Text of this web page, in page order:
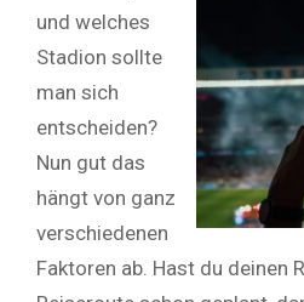
und welches
Stadion sollte
man sich
entscheiden?
Nun gut das
hängt von ganz
verschiedenen
Faktoren ab. Hast du deinen